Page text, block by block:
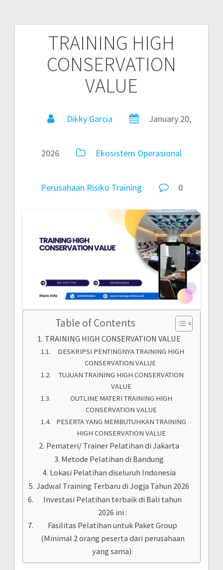
TRAINING HIGH
CONSERVATION
VALUE
Dikky Garcia January 20,
2026 Ekosistem Operasional
Perusahaan Risiko Training 0
Table of Contents
TRAINING HIGH CONSERVATION VALUE
DESKRIPSI PENTINGNYA TRAINING HIGH
CONSERVATION VALUE
TUJUAN TRAINING HIGH CONSERVATION
VALUE
OUTLINE MATERI TRAINING HIGH
CONSERVATION VALUE
PESERTA YANG MEMBUTUHKAN TRAINING
HIGH CONSERVATION VALUE
Pemateri/ Trainer Pelatihan di Jakarta
Metode Pelatihan di Bandung
Lokasi Pelatihan diseluruh Indonesia
Jadwal Training Terbaru di Jogja Tahun 2026
Investasi Pelatihan terbaik di Bali tahun
2026 ini :
Fasilitas Pelatihan untuk Paket Group
(Minimal 2 orang peserta dari perusahaan
yang sama):